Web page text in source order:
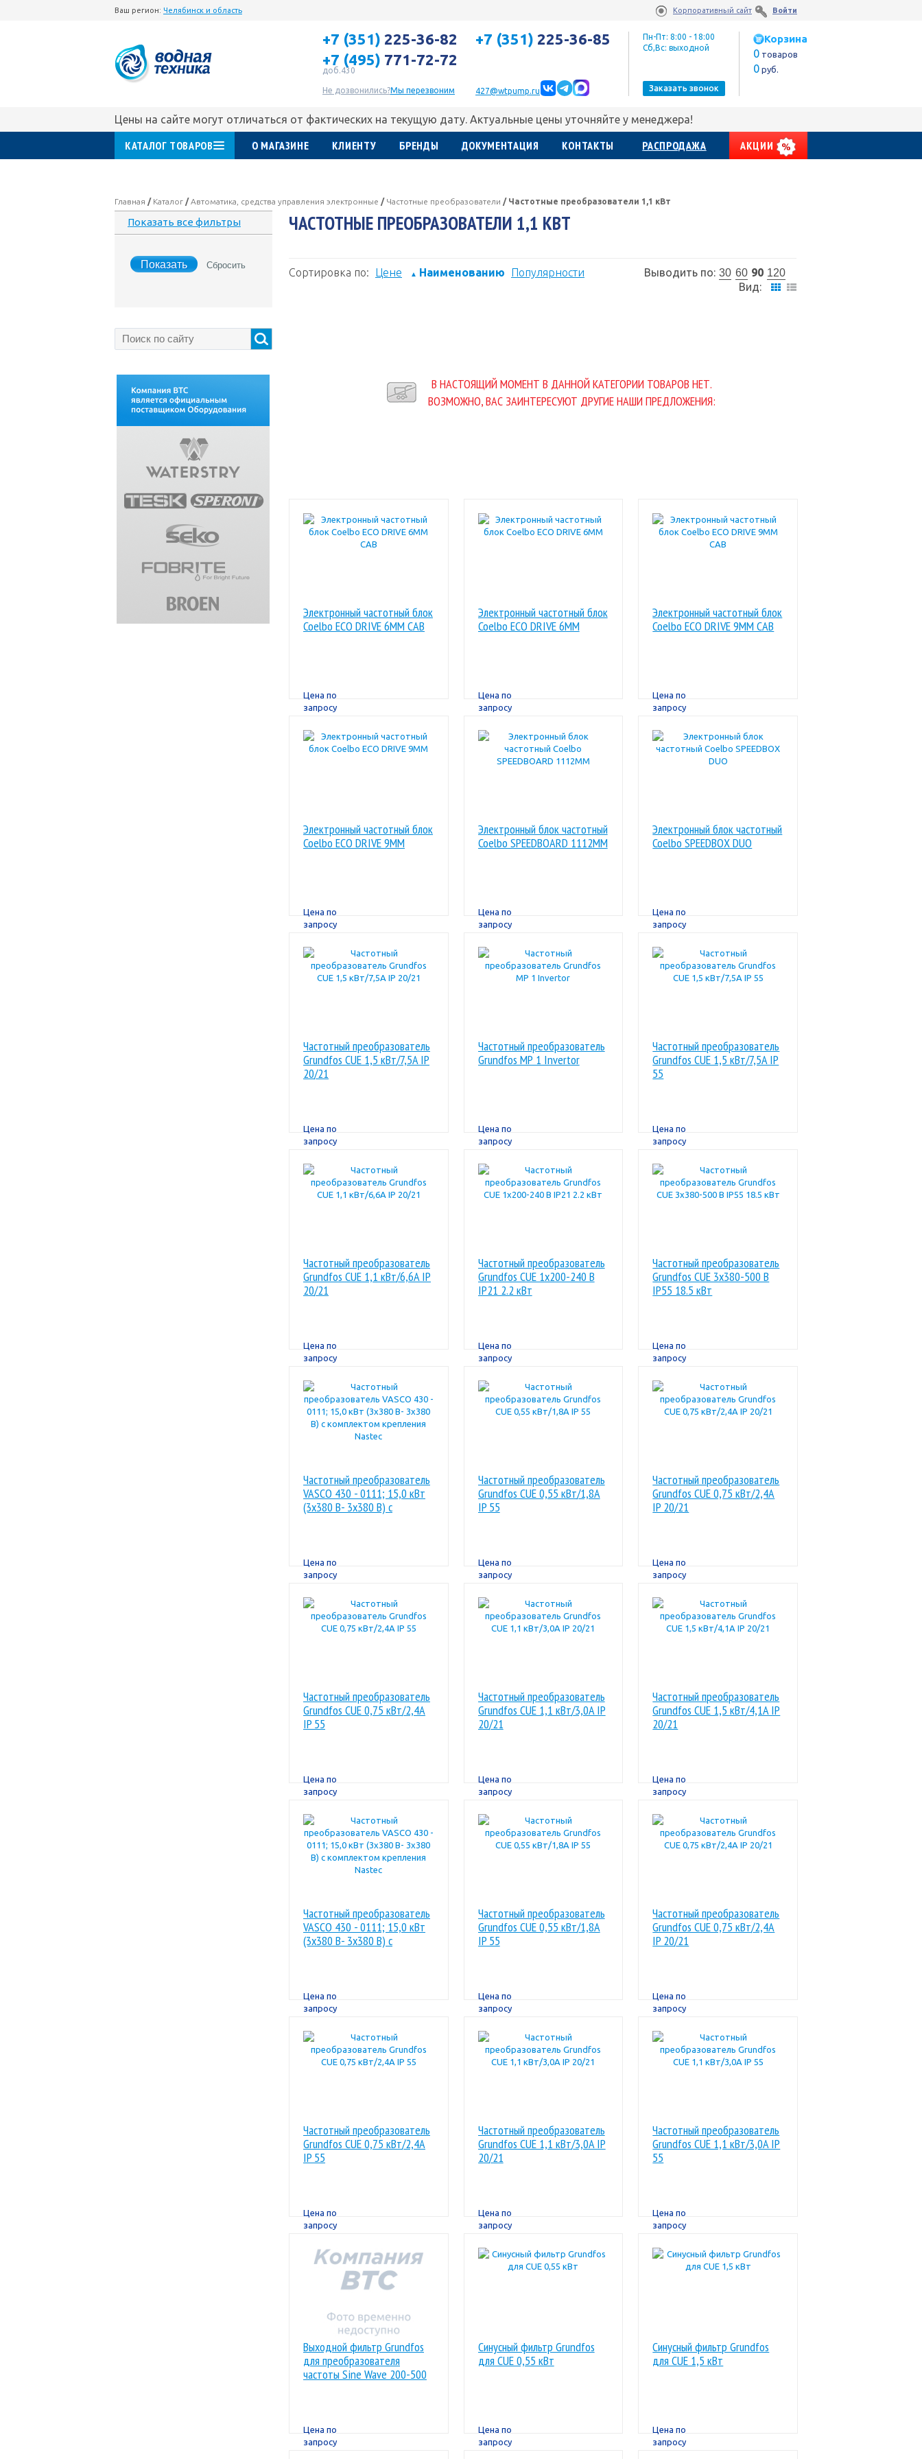
Ваш регион: Челябинск и область Корпоративный сайт Войти
+7 (351) 225-36-82 +7 (351) 225-36-85
+7 (495) 771-72-72
доб.430
Не дозвонились?Мы перезвоним 427@wtpump.ru
Пн-Пт: 8:00 - 18:00
Сб,Вс: выходной
Заказать звонок
Корзина
0 товаров
0 руб.
Цены на сайте могут отличаться от фактических на текущую дату. Актуальные цены уточняйте у менеджера!
КАТАЛОГ ТОВАРОВ О МАГАЗИНЕ КЛИЕНТУ БРЕНДЫ ДОКУМЕНТАЦИЯ КОНТАКТЫ РАСПРОДАЖА АКЦИИ
Главная / Каталог /Автоматика, средства управления электронные / Частотные преобразователи / Частотные преобразователи 1,1 кВт
Показать все фильтры ЧАСТОТНЫЕ ПРЕОБРАЗОВАТЕЛИ 1,1 КВТ
Сортировка по: Цене ▲ Наименованию Популярности Выводить по: 30 60 90 120
Вид:
В НАСТОЯЩИЙ МОМЕНТ В ДАННОЙ КАТЕГОРИИ ТОВАРОВ НЕТ.
ВОЗМОЖНО, ВАС ЗАИНТЕРЕСУЮТ ДРУГИЕ НАШИ ПРЕДЛОЖЕНИЯ:
Электронный частотный блок
Coelbo ECO DRIVE 6MM CAB
Цена по
запросу
Электронный частотный блок
Coelbo ECO DRIVE 6MM
Цена по
запросу
Электронный частотный блок
Coelbo ECO DRIVE 9MM CAB
Цена по
запросу
Электронный частотный блок
Coelbo ECO DRIVE 9MM
Цена по
запросу
Электронный блок частотный
Coelbo SPEEDBOARD 1112MM
Цена по
запросу
Электронный блок частотный
Coelbo SPEEDBOX DUO
Цена по
запросу
Частотный преобразователь
Grundfos CUE 1,5 кВт/7,5A IP
20/21
Цена по
запросу
Частотный преобразователь
Grundfos МР 1 Invertor
Цена по
запросу
Частотный преобразователь
Grundfos CUE 1,5 кВт/7,5A IP
55
Цена по
запросу
Частотный преобразователь
Grundfos CUE 1,1 кВт/6,6A IP
20/21
Цена по
запросу
Частотный преобразователь
Grundfos CUE 1x200-240 В
IP21 2.2 кВт
Цена по
запросу
Частотный преобразователь
Grundfos CUE 3x380-500 В
IP55 18.5 кВт
Цена по
запросу
Частотный преобразователь
VASCO 430 - 0111; 15,0 кВт
(3x380 В- 3x380 В) с
Цена по
запросу
Частотный преобразователь
Grundfos CUE 0,55 кВт/1,8A
IP 55
Цена по
запросу
Частотный преобразователь
Grundfos CUE 0,75 кВт/2,4A
IP 20/21
Цена по
запросу
Частотный преобразователь
Grundfos CUE 0,75 кВт/2,4A
IP 55
Цена по
запросу
Частотный преобразователь
Grundfos CUE 1,1 кВт/3,0A IP
20/21
Цена по
запросу
Частотный преобразователь
Grundfos CUE 1,5 кВт/4,1A IP
20/21
Цена по
запросу
Частотный преобразователь
VASCO 430 - 0111; 15,0 кВт
(3x380 В- 3x380 В) с
Цена по
запросу
Частотный преобразователь
Grundfos CUE 0,55 кВт/1,8A
IP 55
Цена по
запросу
Частотный преобразователь
Grundfos CUE 0,75 кВт/2,4A
IP 20/21
Цена по
запросу
Частотный преобразователь
Grundfos CUE 0,75 кВт/2,4A
IP 55
Цена по
запросу
Частотный преобразователь
Grundfos CUE 1,1 кВт/3,0A IP
20/21
Цена по
запросу
Частотный преобразователь
Grundfos CUE 1,1 кВт/3,0A IP
55
Цена по
запросу
Выходной фильтр Grundfos
для преобразователя
частоты Sine Wave 200-500
Цена по
запросу
Синусный фильтр Grundfos
для CUE 0,55 кВт
Цена по
запросу
Синусный фильтр Grundfos
для CUE 1,5 кВт
Цена по
запросу